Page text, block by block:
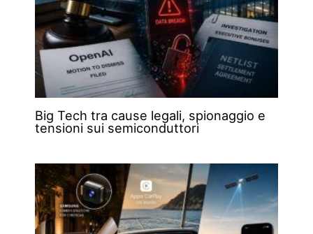
Big Tech tra cause legali, spionaggio e
tensioni sui semiconduttori